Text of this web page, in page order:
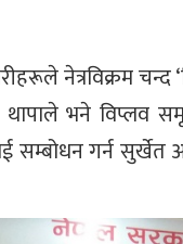
नेत्रविक्रम
थापाले भने
सम्बोधन गर्न